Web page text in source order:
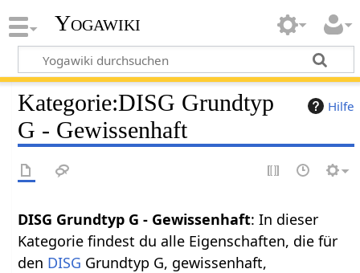
Yogawiki
Hilfe
Kategorie:DISG Grundtyp
G - Gewissenhaft
DISG Grundtyp G - Gewissenhaft: In dieser
Kategorie findest du alle Eigenschaften, die für
den DISG Grundtyp G, gewissenhaft,